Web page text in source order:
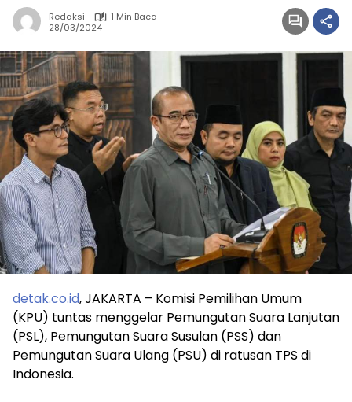
Redaksi
1 Min Baca
28/03/2024
detak.co.id, JAKARTA – Komisi Pemilihan Umum
(KPU) tuntas menggelar Pemungutan Suara Lanjutan
(PSL), Pemungutan Suara Susulan (PSS) dan
Pemungutan Suara Ulang (PSU) di ratusan TPS di
Indonesia.